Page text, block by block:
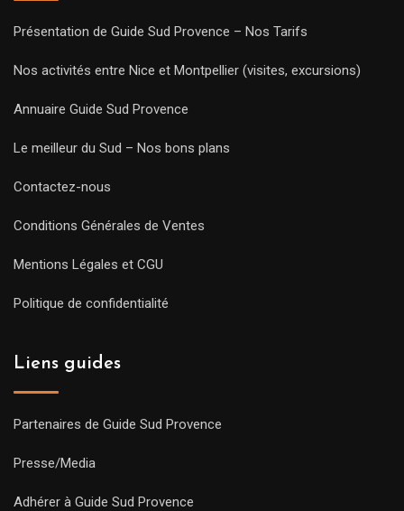
Présentation de Guide Sud Provence – Nos Tarifs
Nos activités entre Nice et Montpellier (visites, excursions)
Annuaire Guide Sud Provence
Le meilleur du Sud – Nos bons plans
Contactez-nous
Conditions Générales de Ventes
Mentions Légales et CGU
Politique de confidentialité
Liens guides
Partenaires de Guide Sud Provence
Presse/Media
Adhérer à Guide Sud Provence